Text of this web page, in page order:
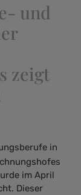
und
zeigt
in
im April
Dieser